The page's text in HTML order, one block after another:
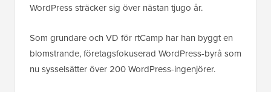
WordPress sträcker sig över nästan tjugo år.
Som grundare och VD för rtCamp har han byggt en
blomstrande, företagsfokuserad WordPress-byrå som
nu sysselsätter över 200 WordPress-ingenjörer.